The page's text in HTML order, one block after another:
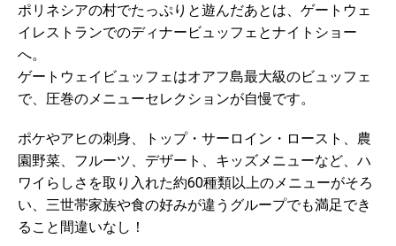
ポリネシアの村でたっぷりと遊んだあとは、ゲートウェ
イレストランでのディナービュッフェとナイトショー
へ。
ゲートウェイビュッフェはオアフ島最大級のビュッフェ
で、圧巻のメニューセレクションが自慢です。
ポケやアヒの刺身、トップ・サーロイン・ロースト、農
園野菜、フルーツ、デザート、キッズメニューなど、ハ
ワイらしさを取り入れた約60種類以上のメニューがそろ
い、三世帯家族や食の好みが違うグループでも満足でき
ること間違いなし！